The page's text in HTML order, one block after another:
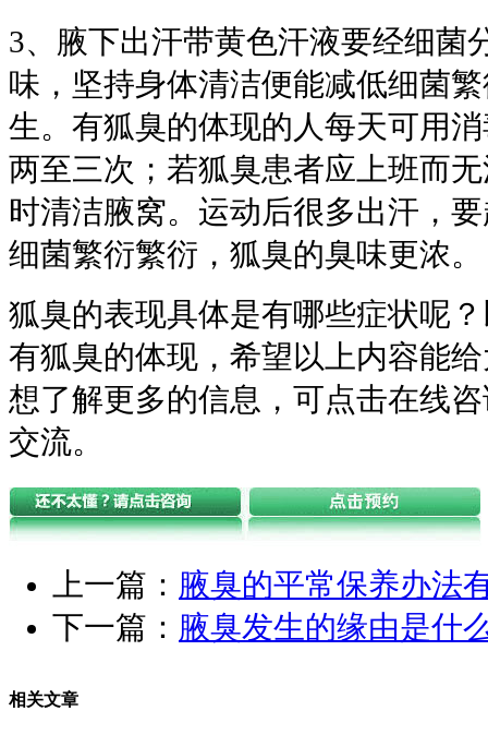
3、腋下出汗带黄色汗液要经细菌
味，坚持身体清洁便能减低细菌
生。有狐臭的体现的人每天可用
两至三次；若狐臭患者应上班而
时清洁腋窝。运动后很多出汗，
细菌繁衍繁衍，狐臭的臭味更浓。
狐臭的表现具体是有哪些症状呢
有狐臭的体现，希望以上内容能
想了解更多的信息，可点击在线
交流。
上一篇： 腋臭的平常保养办法
下一篇： 腋臭发生的缘由是什
相关文章